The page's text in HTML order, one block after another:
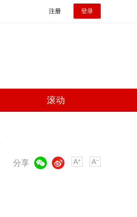
注册 登录
滚动
分享
微博